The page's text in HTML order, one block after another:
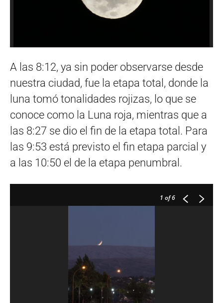
A las 8:12, ya sin poder observarse desde
nuestra ciudad, fue la etapa total, donde la
luna tomó tonalidades rojizas, lo que se
conoce como la Luna roja, mientras que a
las 8:27 se dio el fin de la etapa total. Para
las 9:53 está previsto el fin etapa parcial y
a las 10:50 el de la etapa penumbral.
1 of 6